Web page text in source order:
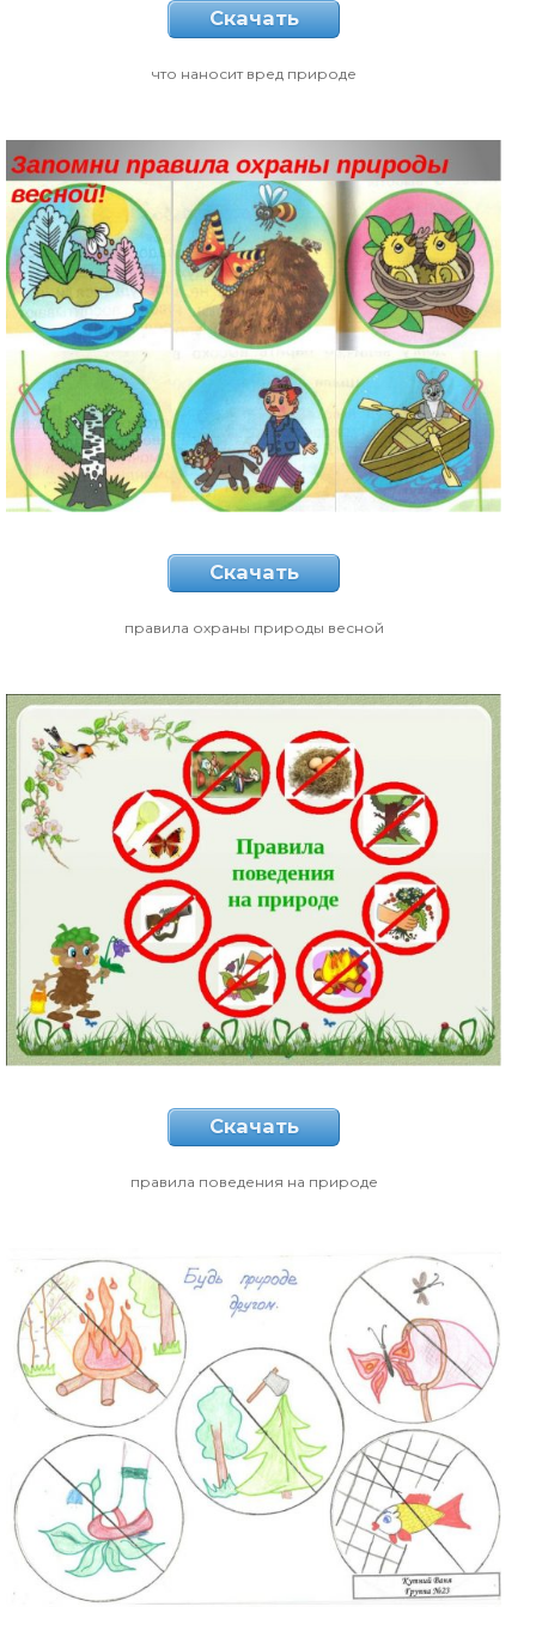
Скачать
что наносит вред природе
Скачать
правила охраны природы весной
Скачать
правила поведения на природе